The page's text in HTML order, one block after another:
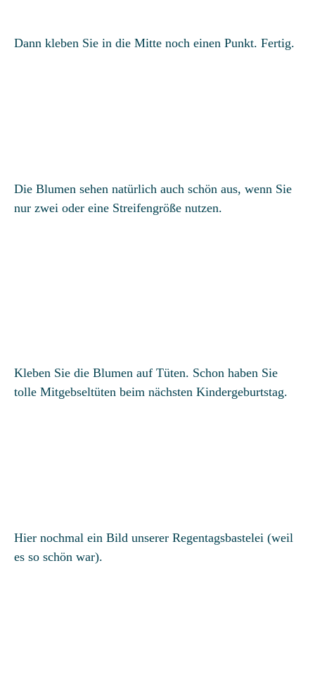
Dann kleben Sie in die Mitte noch einen Punkt. Fertig.
Die Blumen sehen natürlich auch schön aus, wenn Sie
nur zwei oder eine Streifengröße nutzen.
Kleben Sie die Blumen auf Tüten. Schon haben Sie
tolle Mitgebseltüten beim nächsten Kindergeburtstag.
Hier nochmal ein Bild unserer Regentagsbastelei (weil
es so schön war).